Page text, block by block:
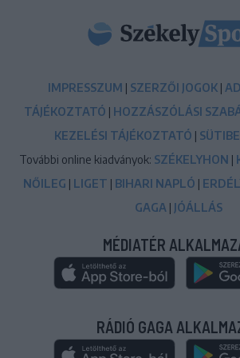
IMPRESSZUM | SZERZŐI JOGOK |
TÁJÉKOZTATÓ | HOZZÁSZÓLÁSI
KEZELÉSI TÁJÉKOZTATÓ |
További online kiadványok: SZÉKELYHON |
NŐILEG | LIGET | BIHARI NAPLÓ |
GAGA | JÓÁLLÁS
MÉDIATÉR
RÁDIÓ GAGA